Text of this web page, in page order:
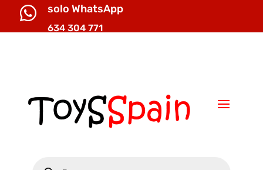
 solo WhatsApp
634 304 771